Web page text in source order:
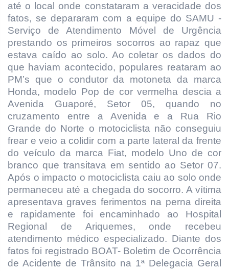
até o local onde constataram a veracidade dos
fatos, se depararam com a equipe do SAMU -
Serviço de Atendimento Móvel de Urgência
prestando os primeiros socorros ao rapaz que
estava caído ao solo. Ao coletar os dados do
que haviam acontecido, populares reataram ao
PM’s que o condutor da motoneta da marca
Honda, modelo Pop de cor vermelha descia a
Avenida Guaporé, Setor 05, quando no
cruzamento entre a Avenida e a Rua Rio
Grande do Norte o motociclista não conseguiu
frear e veio a colidir com a parte lateral da frente
do veículo da marca Fiat, modelo Uno de cor
branco que transitava em sentido ao Setor 07.
Após o impacto o motociclista caiu ao solo onde
permaneceu até a chegada do socorro. A vítima
apresentava graves ferimentos na perna direita
e rapidamente foi encaminhado ao Hospital
Regional de Ariquemes, onde recebeu
atendimento médico especializado. Diante dos
fatos foi registrado BOAT- Boletim de Ocorrência
de Acidente de Trânsito na 1ª Delegacia Geral